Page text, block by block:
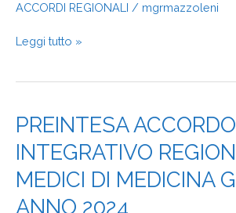
ACCORDI REGIONALI / mgrmazzoleni
SOCIAL
Leggi tutto »
PREINTESA ACCORDO
INTEGRATIVO
MEDICI DI MEDICINA
ANNO 2024
PREINTESA
ACCORDO
INTEGRATIVO
MEDICI
DI